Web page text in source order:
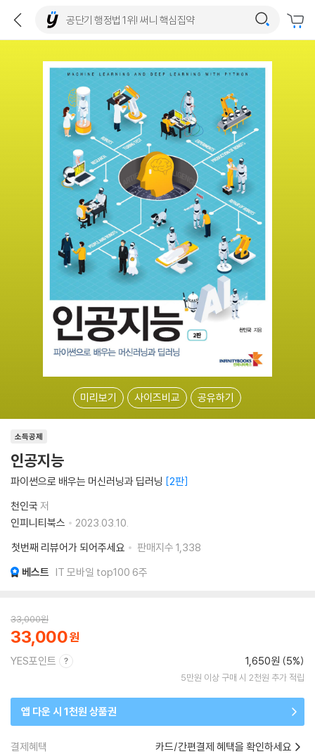
미리보기 사이즈비교 공유하기
소득공제
인공지능
파이썬으로 배우는 머신러닝과 딥러닝 2판
천인국 저
인피니티북스
2023.03.10.
첫번째 리뷰어가 되어주세요
판매지수 1,338
베스트 IT 모바일 top100 6주
33,000원
33,000
YES포인트 1,650원 (5%)
5만원 이상 구매 시 2천원 추가 적립
앱 다운 시 1천원 상품권
결제혜택 카드/간편결제 혜택을 확인하세요